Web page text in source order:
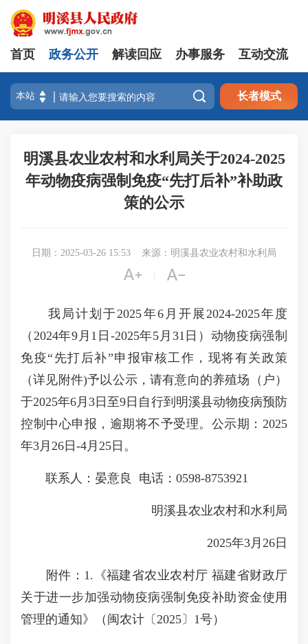
首页 政务公开 解读回应 办事服务 互动交流
 长者模式
明溪县农业农村和水利局关于2024-2025
年动物疫病强制免疫“先打后补”补助政
策的公示
日期：2025-03-26 15:53 来源：明溪县农业农村和水利局
 
我局计划于2025年6月开展2024-2025年度
（2024年9月1日-2025年5月31日）动物疫病强制
免疫“先打后补”申报审核工作，现将有关政策
（详见附件)予以公示，请有意向的养殖场（户）
于2025年6月3日至9日自行到明溪县动物疫病预防
控制中心申报，逾期将不予受理。公示期：2025
年3月26日-4月25日。
联系人：晏意良 电话：0598-8753921
明溪县农业农村和水利局
2025年3月26日
附件：1.《福建省农业农村厅 福建省财政厅
关于进一步加强动物疫病强制免疫补助资金使用
管理的通知》（闽农计〔2025〕1号）